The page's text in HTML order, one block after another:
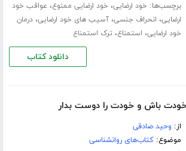
برچسب‌ها: خود ارضایی، خود ارضایی ممنوع، عواقب خود
ارضایی، انحراف جنسی،آسیب های خود ارضایی،درمان
خود ارضایی، استمناع، ترک استمناع
دانلود کتاب
باش و خودت را دوست بدار
از: وحید صادقی
موضوع:کتاب‌های روانشناسی